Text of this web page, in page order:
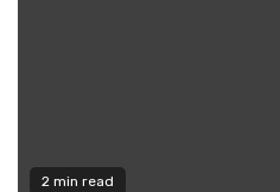
2 min read